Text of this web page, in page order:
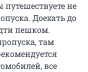
не
Доехать до
пешком.
там
все